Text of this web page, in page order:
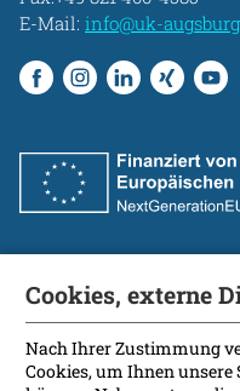
E-Mail: info@uk-
Fakultät
International Patients
Kontakt
Cookies, externe
Nach Ihrer Zustimmung
Cookies, um Ihnen unsere